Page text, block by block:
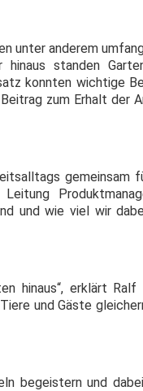
unter anderem
hinaus standen
konnten wichtige
zum Erhalt der
gemeinsam
und wie viel wir
hinaus“, erklärt Ralf
und Gäste
begeistern und